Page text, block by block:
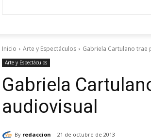
Inicio Arte y Espectáculos Gabriela Cartulano trae
Arte y Espectáculos
Gabriela
audiovisual
By redaccion 21 de octubre de 2013